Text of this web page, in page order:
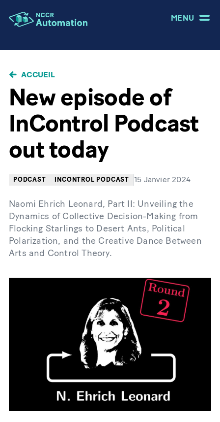
MENU
FIL ACCUEIL
New episode of
InControl Podcast
out today
PODCAST INCONTROL PODCAST 15 Janvier 2024
Naomi Ehrich Leonard, Part II: Unveiling the
Dynamics of Collective Decision-Making from
Flocking Starlings to Desert Ants, Political
Polarization, and the Creative Dance Between
Arts and Control Theory.